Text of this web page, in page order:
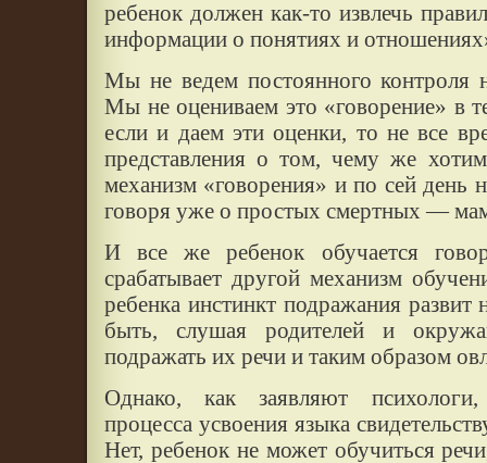
ребенок должен как-то извлечь
информации о понятиях и
Мы не ведем постоянного контроля
Мы не оцениваем это «говорение» в
если и даем эти оценки, то не все
представления о том, чему же
механизм «говорения» и по сей день
говоря уже о простых смертных —
И все же ребенок обучается
срабатывает другой механизм
ребенка инстинкт подражания
быть, слушая родителей и
подражать их речи и таким образом
Однако, как заявляют психологи,
процесса усвоения языка
Нет, ребенок не может обучиться